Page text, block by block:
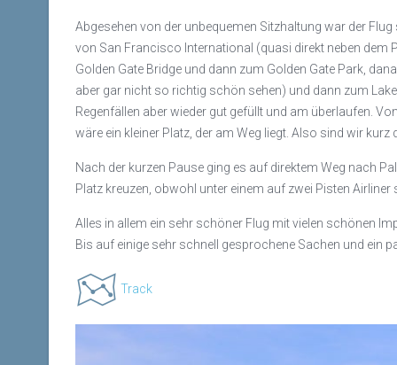
Abgesehen von der unbequemen Sitzhaltung war der
von San Francisco International (quasi direkt neben dem
Golden Gate Bridge und dann zum Golden Gate Park,
aber gar nicht so richtig schön sehen) und dann zum
Regenfällen aber wieder gut gefüllt und am überlaufen.
wäre ein kleiner Platz, der am Weg liegt. Also sind wir
Nach der kurzen Pause ging es auf direktem Weg nach
Platz kreuzen, obwohl unter einem auf zwei Pisten
Alles in allem ein sehr schöner Flug mit vielen schönen
Bis auf einige sehr schnell gesprochene Sachen und ein
Track